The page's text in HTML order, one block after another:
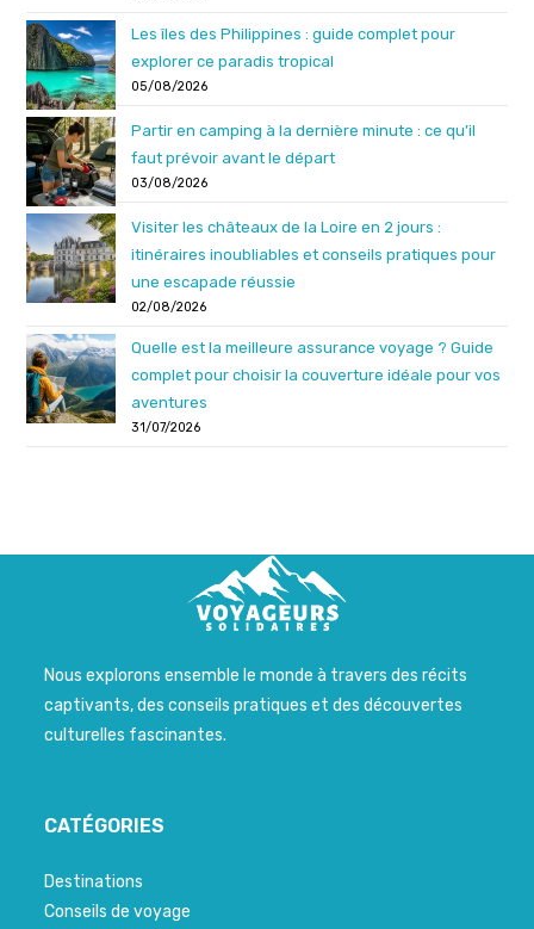
Les îles des Philippines : guide complet pour
explorer ce paradis tropical
05/08/2026
Partir en camping à la dernière minute : ce qu’il
faut prévoir avant le départ
03/08/2026
Visiter les châteaux de la Loire en 2 jours :
itinéraires inoubliables et conseils pratiques pour
une escapade réussie
02/08/2026
Quelle est la meilleure assurance voyage ? Guide
complet pour choisir la couverture idéale pour vos
aventures
31/07/2026
Nous explorons ensemble le monde à travers des récits
captivants, des conseils pratiques et des découvertes
culturelles fascinantes.
CATÉGORIES
Destinations
Conseils de voyage